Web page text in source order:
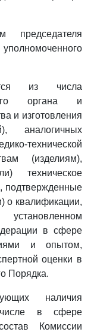
председателя
из числа
органа и
и изготовления
аналогичных
технической
(изделиям),
техническое
подтвержденные
о квалификации,
в сфере
и опытом,
оценки в
Порядка.
наличия
в сфере
Комиссии